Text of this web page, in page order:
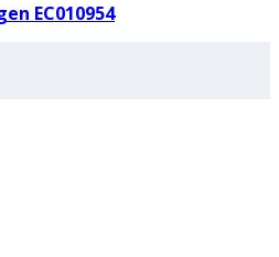
EC010954